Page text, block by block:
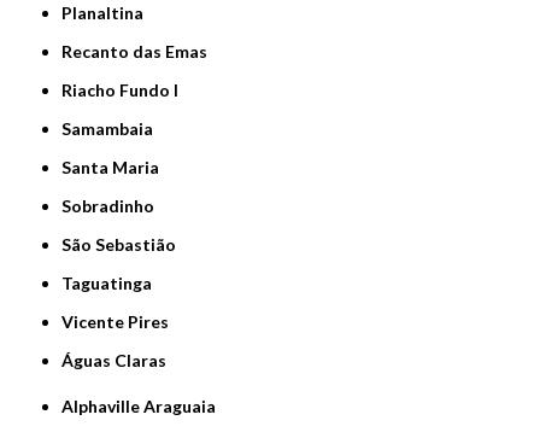
Planaltina
Recanto das Emas
Riacho Fundo I
Samambaia
Santa Maria
Sobradinho
São Sebastião
Taguatinga
Vicente Pires
Águas Claras
Alphaville Araguaia